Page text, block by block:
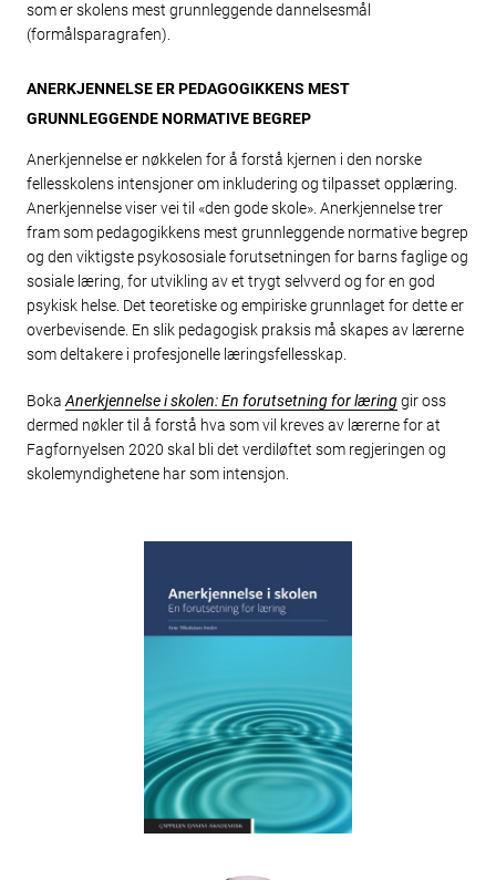
som er skolens mest grunnleggende dannelsesmål
(formålsparagrafen).
ANERKJENNELSE ER PEDAGOGIKKENS MEST
GRUNNLEGGENDE NORMATIVE BEGREP
Anerkjennelse er nøkkelen for å forstå kjernen i den norske
fellesskolens intensjoner om inkludering og tilpasset opplæring.
Anerkjennelse viser vei til «den gode skole». Anerkjennelse trer
fram som pedagogikkens mest grunnleggende normative begrep
og den viktigste psykososiale forutsetningen for barns faglige og
sosiale læring, for utvikling av et trygt selvverd og for en god
psykisk helse. Det teoretiske og empiriske grunnlaget for dette er
overbevisende. En slik pedagogisk praksis må skapes av lærerne
som deltakere i profesjonelle læringsfellesskap.
Boka Anerkjennelse i skolen: En forutsetning for læringgir oss
dermed nøkler til å forstå hva som vil kreves av lærerne for at
Fagfornyelsen 2020 skal bli det verdiløftet som regjeringen og
skolemyndighetene har som intensjon.